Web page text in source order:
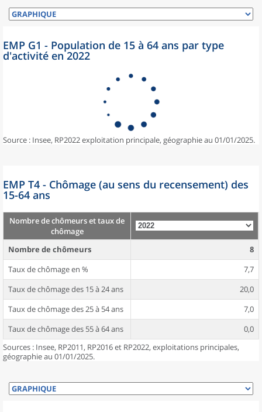
EMP G1 - Population de 15 à 64 ans par type
d'activité en 2022
Source : Insee, RP2022 exploitation principale, géographie au 01/01/2025.
EMP T4 - Chômage (au sens du recensement) des
15-64 ans
Nombre de chômeurs et taux de
chômage
Nombre de chômeurs
8
Taux de chômage en %
7,7
Taux de chômage des 15 à 24 ans
20,0
Taux de chômage des 25 à 54 ans
7,0
Taux de chômage des 55 à 64 ans
0,0
Sources : Insee, RP2011, RP2016 et RP2022, exploitations principales,
géographie au 01/01/2025.